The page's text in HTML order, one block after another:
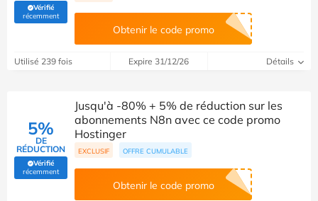
Vérifié
récemment(Vérifié par Savoo)
Obtenir le code promo
Utilisé 239 fois Expire 31/12/26 Détails
5%
DE
RÉDUCTION
Vérifié
récemment(Vérifié par Savoo)
Jusqu'à -80% + 5% de réduction sur les
abonnements N8n avec ce code promo
Hostinger
EXCLUSIF OFFRE CUMULABLE
Obtenir le code promo